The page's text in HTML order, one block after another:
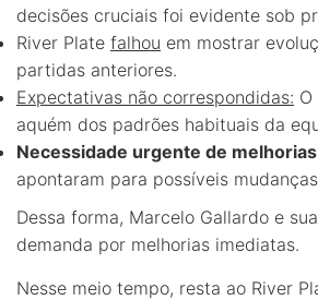
decisões cruciais foi evidente sob
River Plate falhou em mostrar
partidas anteriores.
Expectativas não correspondidas:
aquém dos padrões habituais da
Necessidade urgente de
apontaram para possíveis
Dessa forma, Marcelo Gallardo e
demanda por melhorias imediatas.
Nesse meio tempo, resta ao River